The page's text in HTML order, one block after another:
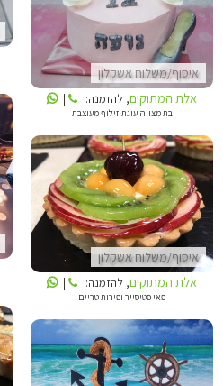
איסוף/משלוח אשקלון
אלת המתוקים, להזמנה: |
בת מצווה עוגת זילוף מעוצבת
איסוף/משלוח אשקלון
אלת המתוקים
אלת המתוקים, להזמנה: |
פאי פטיסייר ופירות טריים